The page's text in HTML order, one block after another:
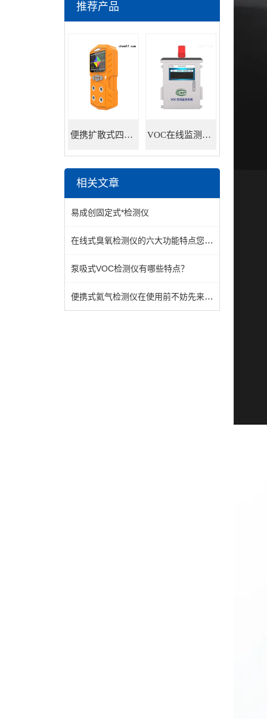
推荐产品
便携扩散式四合一气体检测仪 VOC在线监测系统
相关文章
易成创固定式*检测仪
在线式臭氧检测仪的六大功能特点您都知道几个？
泵吸式VOC检测仪有哪些特点？
便携式氦气检测仪在使用前不妨先来了解下这些